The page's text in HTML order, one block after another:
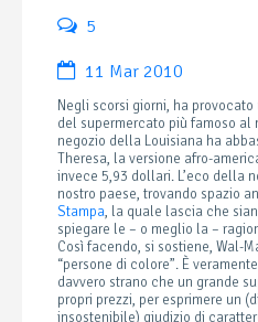
5
11 Mar 2010
Negli scorsi giorni, ha
del supermercato più famoso al
negozio della Louisiana ha
Theresa, la versione afro-
invece 5,93 dollari. L’eco della
nostro paese, trovando spazio
Stampa, la quale lascia che
spiegare le – o meglio la –
Così facendo, si sostiene, Wal-
“persone di colore”. È
davvero strano che un grande
propri prezzi, per esprimere un
insostenibile) giudizio di